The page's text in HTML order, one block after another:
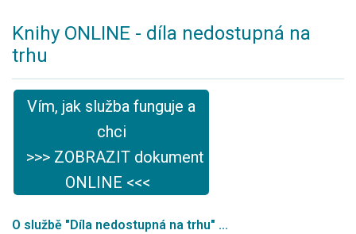
Knihy ONLINE - díla nedostupná na
trhu
Vím, jak služba funguje a
chci
>>> ZOBRAZIT dokument
ONLINE <<<
O službě "Díla nedostupná na trhu" ...